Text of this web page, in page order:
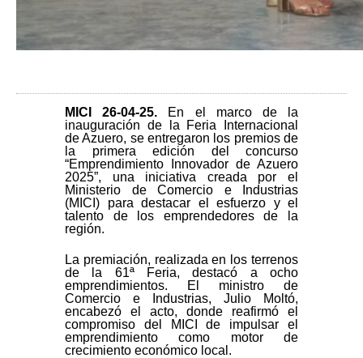
MICI 26-04-25. En el marco de la
inauguración de la Feria Internacional
de Azuero, se entregaron los premios de
la primera edición del concurso
“Emprendimiento Innovador de Azuero
2025”, una iniciativa creada por el
Ministerio de Comercio e Industrias
(MICI) para destacar el esfuerzo y el
talento de los emprendedores de la
región.
La premiación, realizada en los terrenos
de la 61ª Feria, destacó a ocho
emprendimientos. El ministro de
Comercio e Industrias, Julio Moltó,
encabezó el acto, donde reafirmó el
compromiso del MICI de impulsar el
emprendimiento como motor de
crecimiento económico local.